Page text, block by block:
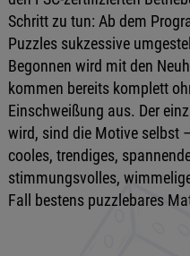
Schritt zu tun: Ab dem
Puzzles sukzessive
Begonnen wird mit den
kommen bereits komplett
Einschweißung aus. Der
wird, sind die Motive selbst
cooles, trendiges,
stimmungsvolles,
Fall bestens puzzlebares